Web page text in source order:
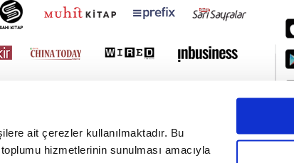
ait çerezler kullanılmaktadır. Bu
hizmetlerinin sunulması amacıyla